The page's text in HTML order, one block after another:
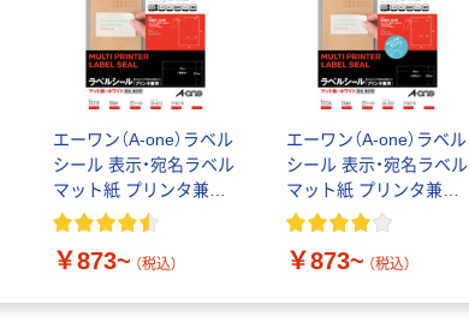
エーワン（A-one）ラベル
シール 表示・宛名ラベル
マット紙 プリンタ兼用
封筒 18面 上下余白付
￥873~ （税込）
エーワン（A-one）ラベル
シール 表示・宛名ラベル
マット紙 プリンタ兼用
封筒 24面 四辺余白付
￥873~ （税込）